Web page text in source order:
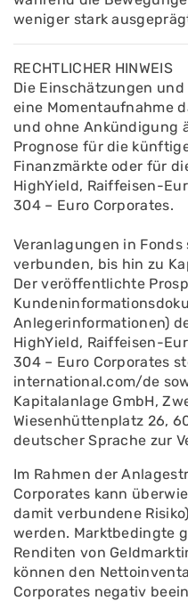
weniger stark
RECHTLICHER HINWEIS
Die Einschätzungen
eine Momentaufnahme
und ohne Ankündigung
Prognose für die
Finanzmärkte oder für
HighYield, Raiffeisen-
304 – Euro Corporates.
Veranlagungen in
verbunden, bis hin zu
Der veröffentlichte
Anlegerinformationen)
HighYield, Raiffeisen-
304 – Euro Corporates
international.com/de
Kapitalanlage GmbH,
Wiesenhüttenplatz 26,
deutscher Sprache zur
Im Rahmen der
Corporates kann
damit verbundene
werden. Marktbedingte
Renditen von
können den
Corporates negativ